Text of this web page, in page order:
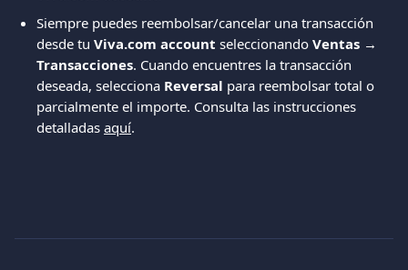
Siempre puedes reembolsar/cancelar una transacción
desde tu Viva.com account seleccionando Ventas →
Transacciones. Cuando encuentres la transacción
deseada, selecciona Reversal para reembolsar total o
parcialmente el importe. Consulta las instrucciones
detalladas aquí.